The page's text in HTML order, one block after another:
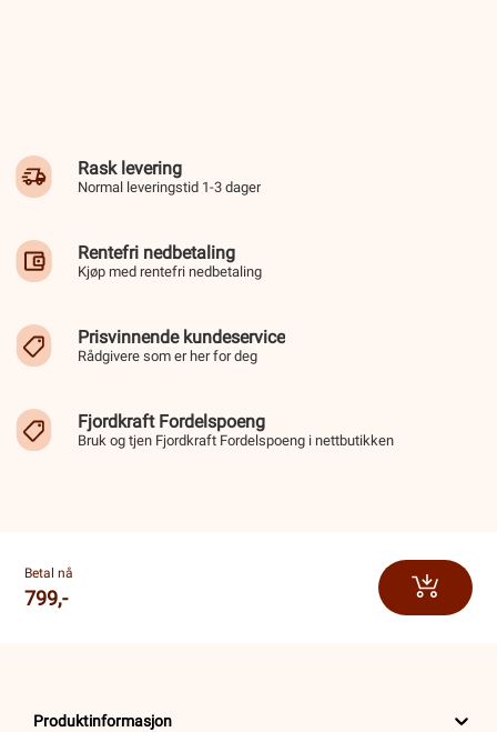
Rask levering
Normal leveringstid 1-3 dager
Rentefri nedbetaling
Kjøp med rentefri nedbetaling
Prisvinnende kundeservice
Rådgivere som er her for deg
Fjordkraft Fordelspoeng
Bruk og tjen Fjordkraft Fordelspoeng i nettbutikken
Betal nå
799,-
Produktinformasjon